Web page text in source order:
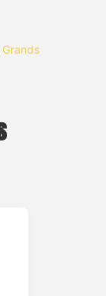
Grands